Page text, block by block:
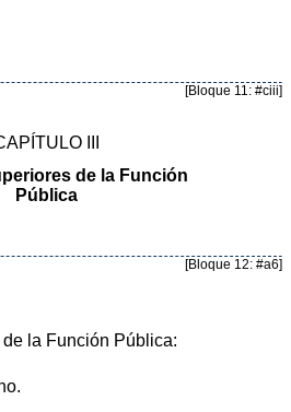
[Bloque 11: #ciii]
III
de la Función
Pública
[Bloque 12: #a6]
la Función Pública: